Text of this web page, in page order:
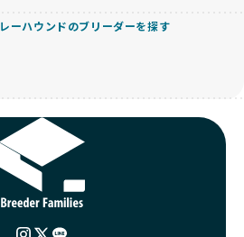
ます。
団体や保護団体を支援する公益法
のペット販売業者が、動物福祉へ
ことを理由に寄付を断られる中、
勢が評価され、寄付が実現してい
保護が必要なワンちゃんの救済や保
います。
た取り組みは、目の前の子犬だけ
んに優しい未来を創るための大き
皆さんがBreederFamiliesを通じて
引されることが多くなっていま
は骨や心臓に負担がかかりやす
患のリスクが高まることがありま
このような流行や需要に応じて無理
柄な母犬を繁殖に多用して体に負
く見せるために食事を減らすな
がされることもあります。このよ
の免疫力や体力が低下し、飼い主
やケアの負担が増える恐れがあり
ーハウンドのブリーダーを探す